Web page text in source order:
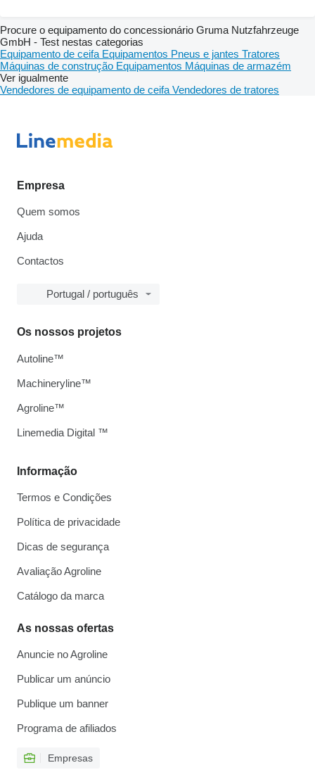
Procure o equipamento do concessionário Gruma Nutzfahrzeuge
GmbH - Test nestas categorias
Equipamento de ceifa Equipamentos Pneus e jantes Tratores
Máquinas de construção Equipamentos Máquinas de armazém
Ver igualmente
Vendedores de equipamento de ceifa Vendedores de tratores
Empresa
Quem somos
Ajuda
Contactos
Portugal / português
Informação
Termos e Condições
Política de privacidade
Dicas de segurança
Avaliação Agroline
Catálogo da marca
As nossas ofertas
Anuncie no Agroline
Publicar um anúncio
Publique um banner
Programa de afiliados
Empresas
Os nossos projetos
Autoline™
Machineryline™
Agroline™
Linemedia Digital ™